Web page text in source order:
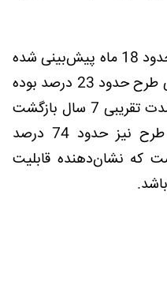
دوره ساخت و تجهیز مجموعه حدود 18 ماه پیش‌بینی شده
است. همچنین نرخ بازده داخلی طرح حدود 23 درصد بوده
و سرمایه‌گذاری انجام شده در مدت تقریبی 7 سال بازگشت
خواهد داشت. نقطه سربه‌سر طرح نیز حدود 74 درصد
که نشان‌دهنده قابلیت